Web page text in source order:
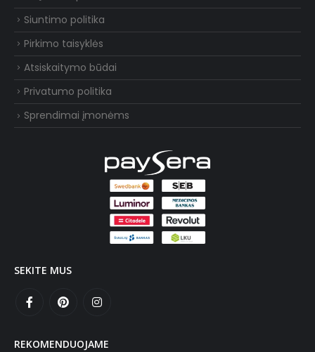
Siuntimo politika
Pirkimo taisyklės
Atsiskaitymo būdai
Privatumo politika
Sprendimai įmonėms
SEKITE MUS
REKOMENDUOJAME